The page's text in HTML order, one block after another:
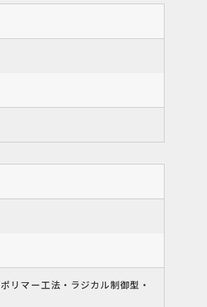
リマー工法・ラジカル制御型・